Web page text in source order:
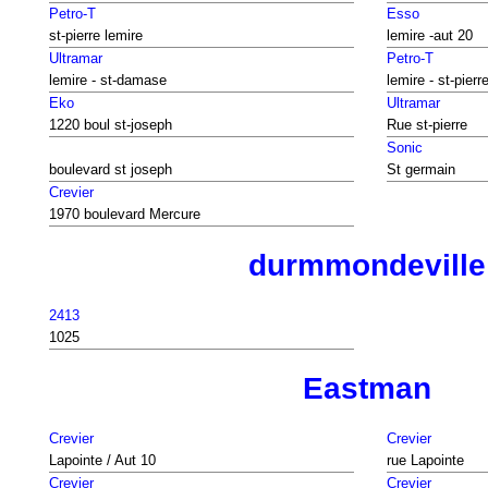
Petro-T
st-pierre lemire
Esso
lemire -aut 20
Ultramar
lemire - st-damase
Petro-T
lemire - st-pierre
Eko
1220 boul st-joseph
Ultramar
Rue st-pierre
boulevard st joseph
Sonic
St germain
Crevier
1970 boulevard Mercure
durmmondeville
2413
1025
Eastman
Crevier
Lapointe / Aut 10
Crevier
rue Lapointe
Crevier
Crevier